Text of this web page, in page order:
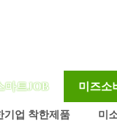
마트JOB 미즈소
기업 착한제품 미